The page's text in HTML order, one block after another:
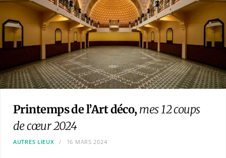
Printemps de l’Art déco, mes 12 coups
de cœur 2024
AUTRES LIEUX 16 MARS 2024